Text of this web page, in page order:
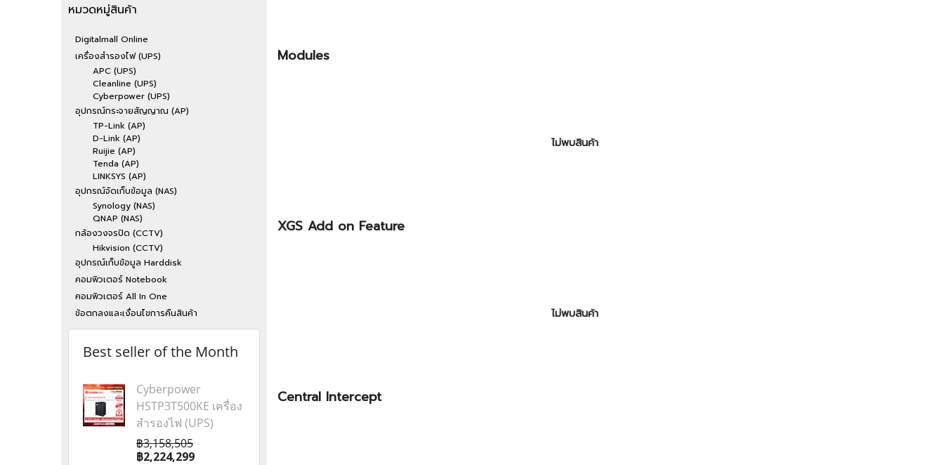
Modules
ไม่พบสินค้า
XGS Add on Feature
ไม่พบสินค้า
Central Intercept
หมวดหมู่สินค้า
Digitalmall Online
เครื่องสำรองไฟ (UPS)
APC (UPS)
Cleanline (UPS)
Cyberpower (UPS)
อุปกรณ์กระจายสัญญาณ (AP)
TP-Link (AP)
D-Link (AP)
Ruijie (AP)
Tenda (AP)
LINKSYS (AP)
อุปกรณ์จัดเก็บข้อมูล (NAS)
Synology (NAS)
QNAP (NAS)
กล้องวงจรปิด (CCTV)
Hikvision (CCTV)
อุปกรณ์เก็บข้อมูล Harddisk
คอมพิวเตอร์ Notebook
คอมพิวเตอร์ All In One
ข้อตกลงและเงื่อนไขการคืนสินค้า
Best seller of the Month
Cyberpower
HSTP3T500KE เครื่อง
สำรองไฟ (UPS)
฿3,158,505
฿2,224,299